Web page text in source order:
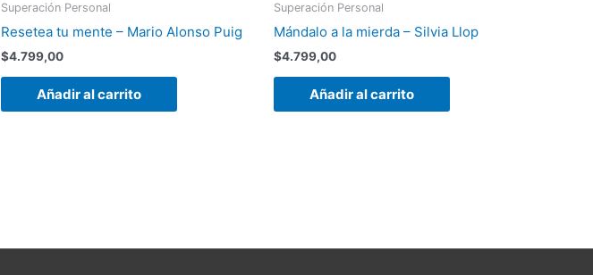
Superación Personal
Resetea tu mente – Mario Alonso Puig
$4.799,00
Añadir al carrito
Superación Personal
Mándalo a la mierda – Silvia Llop
$4.799,00
Añadir al carrito